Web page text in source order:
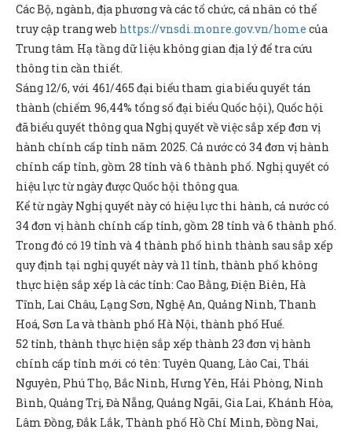
Các Bộ, ngành, địa phương và các tổ chức, cá nhân có thể
truy cập trang web https://vnsdi.monre.gov.vn/home của
Trung tâm Hạ tầng dữ liệu không gian địa lý để tra cứu
thông tin cần thiết.
Sáng 12/6, với 461/465 đại biểu tham gia biểu quyết tán
thành (chiếm 96,44% tổng số đại biểu Quốc hội), Quốc hội
đã biểu quyết thông qua Nghị quyết về việc sắp xếp đơn vị
hành chính cấp tỉnh năm 2025. Cả nước có 34 đơn vị hành
chính cấp tỉnh, gồm 28 tỉnh và 6 thành phố. Nghị quyết có
hiệu lực từ ngày được Quốc hội thông qua.
Kể từ ngày Nghị quyết này có hiệu lực thi hành, cả nước có
34 đơn vị hành chính cấp tỉnh, gồm 28 tỉnh và 6 thành phố.
Trong đó có 19 tỉnh và 4 thành phố hình thành sau sắp xếp
quy định tại nghị quyết này và 11 tỉnh, thành phố không
thực hiện sắp xếp là các tỉnh: Cao Bằng, Điện Biên, Hà
Tĩnh, Lai Châu, Lạng Sơn, Nghệ An, Quảng Ninh, Thanh
Hoá, Sơn La và thành phố Hà Nội, thành phố Huế.
52 tỉnh, thành thực hiện sắp xếp thành 23 đơn vị hành
chính cấp tỉnh mới có tên: Tuyên Quang, Lào Cai, Thái
Nguyên, Phú Thọ, Bắc Ninh, Hưng Yên, Hải Phòng, Ninh
Bình, Quảng Trị, Đà Nẵng, Quảng Ngãi, Gia Lai, Khánh Hòa,
Lâm Đồng, Đắk Lắk, Thành phố Hồ Chí Minh, Đồng Nai,